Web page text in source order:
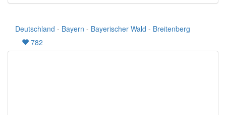
Deutschland - Bayern - Bayerischer Wald - Breitenberg
782